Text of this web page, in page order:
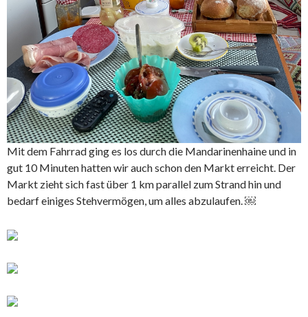
Mit dem Fahrrad ging es los durch die Mandarinenhaine und in
gut 10 Minuten hatten wir auch schon den Markt erreicht. Der
Markt zieht sich fast über 1 km parallel zum Strand hin und
bedarf einiges Stehvermögen, um alles abzulaufen. ￼